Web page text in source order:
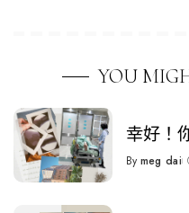
YOU
幸好！
Posted
By meg dai